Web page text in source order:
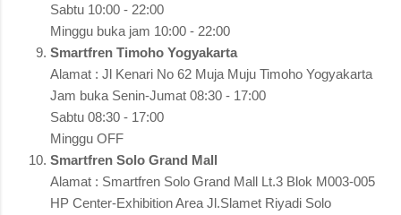
Sabtu 10:00 - 22:00
Minggu buka jam 10:00 - 22:00
Smartfren Timoho Yogyakarta
Alamat : Jl Kenari No 62 Muja Muju Timoho Yogyakarta
Jam buka Senin-Jumat 08:30 - 17:00
Sabtu 08:30 - 17:00
Minggu OFF
Smartfren Solo Grand Mall
Alamat : Smartfren Solo Grand Mall Lt.3 Blok M003-005
HP Center-Exhibition Area Jl.Slamet Riyadi Solo